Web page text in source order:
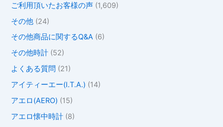
ご利用頂いたお客様の声 (1,609)
その他 (24)
その他商品に関するQ&A (6)
その他時計 (52)
よくある質問 (21)
アイティーエー(I.T.A.) (14)
アエロ(AERO) (15)
アエロ懐中時計 (8)